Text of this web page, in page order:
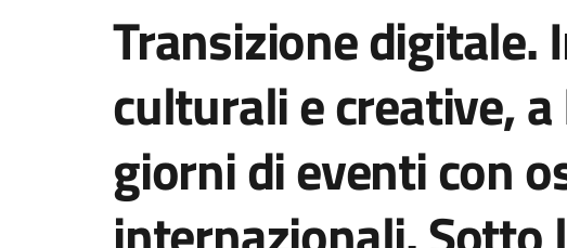
Transizione digitale.
culturali e creative,
giorni di eventi con